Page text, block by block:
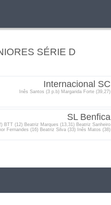
SÉRIE D
Internacional SC
Inês Santos (3 p.b) Margarida Forte (39,27)
SL Benfica
BTT (12) Beatriz Marques (13,31) Beatriz Sanheiro
Fernandes (16) Beatriz Silva (33) Inês Matos (38)